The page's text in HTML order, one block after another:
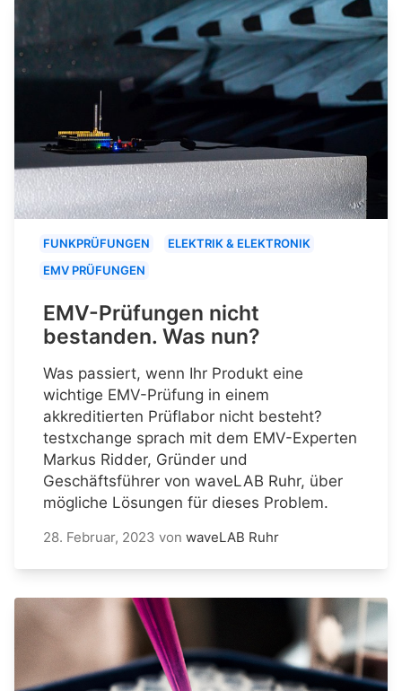
FUNKPRÜFUNGEN
ELEKTRIK & ELEKTRONIK
EMV PRÜFUNGEN
EMV-Prüfungen nicht
bestanden. Was nun?
Was passiert, wenn Ihr Produkt eine
wichtige EMV-Prüfung in einem
akkreditierten Prüflabor nicht besteht?
testxchange sprach mit dem EMV-Experten
Markus Ridder, Gründer und
Geschäftsführer von waveLAB Ruhr, über
mögliche Lösungen für dieses Problem.
28. Februar, 2023 von waveLAB Ruhr